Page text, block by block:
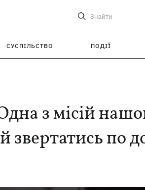
Знайти
СУСПІЛЬСТВО ПОДІЇ
з місій
звертатись по